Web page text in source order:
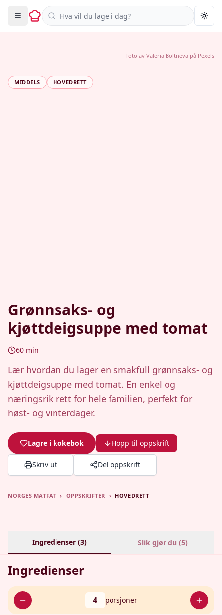
Søk i oppskrifter
MIDDELS HOVEDRETT
Grønnsaks- og
kjøttdeigsuppe med tomat
60 min
Lær hvordan du lager en smakfull grønnsaks- og
kjøttdeigsuppe med tomat. En enkel og
næringsrik rett for hele familien, perfekt for
høst- og vinterdager.
Lagre i kokebok Hopp til oppskrift
Skriv ut Del oppskrift
Foto av Valeria Boltneva på Pexels
NORGES MATFAT › OPPSKRIFTER › HOVEDRETT
Ingredienser (3) Slik gjør du (5)
Ingredienser
4 porsjoner